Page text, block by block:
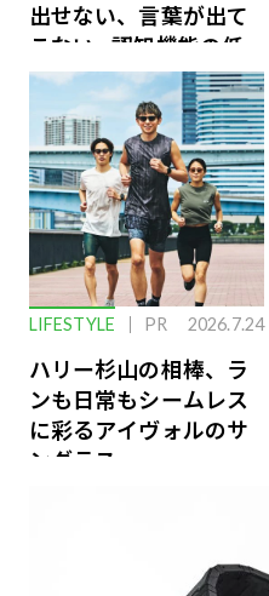
出せない、言葉が出て
こない…認知機能の低
下を救う、脳のインナ
ーケアとは
LIFESTYLE PR 2026.7.24
ハリー杉山の相棒、ラ
ンも日常もシームレス
に彩るアイヴォルのサ
ングラス